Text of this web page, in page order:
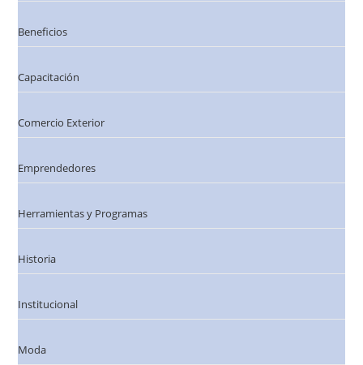
Beneficios
Capacitación
Comercio Exterior
Emprendedores
Herramientas y Programas
Historia
Institucional
Moda